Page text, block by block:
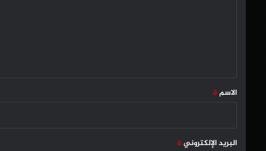
*
الاسم*
البريد الإلكتروني*